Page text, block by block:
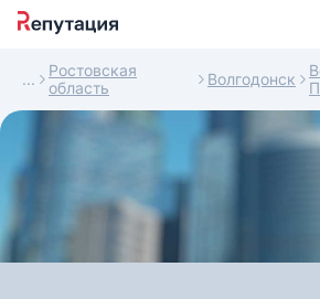
Ростовская
область
Волгодонск